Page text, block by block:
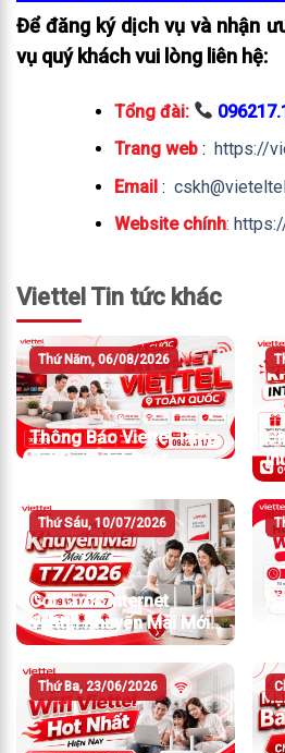
Để đăng ký dịch vụ và nhận
vụ quý khách vui lòng liên hệ:
Tổng đài:
Trang web: https://
Email:
Website chính:
Viettel Tin tức khác
Thứ Năm, 06/08/2026
Thông Báo Viettel Tăng
Giá Cước Internet
7/
Thứ Sáu, 10/07/2026
Gói Cước Internet
Viettel Khuyến Mãi Mới
Nhất T7/2026
Thứ Ba, 23/06/2026